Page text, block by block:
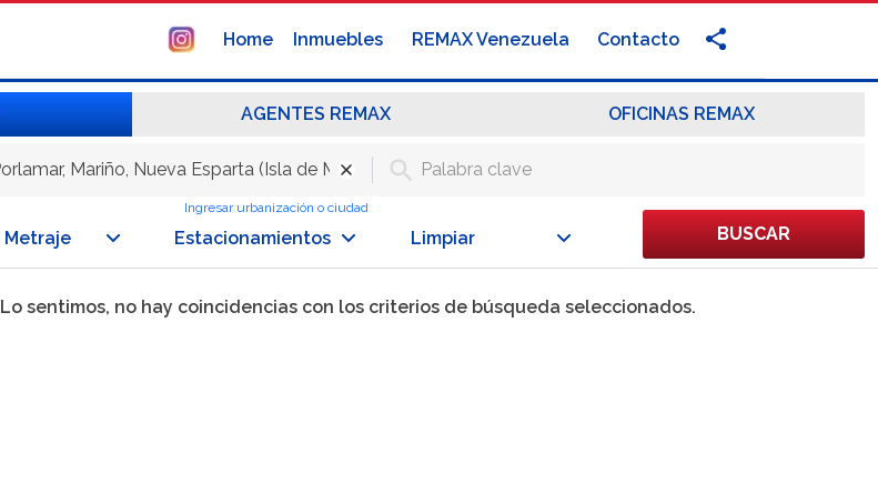
Home Inmuebles REMAX Venezuela Contacto
AGENTES REMAX OFICINAS REMAX
Ingresar urbanización o ciudad
Metraje Estacionamientos Limpiar BUSCAR
Lo sentimos, no hay coincidencias con los criterios de búsqueda seleccionados.